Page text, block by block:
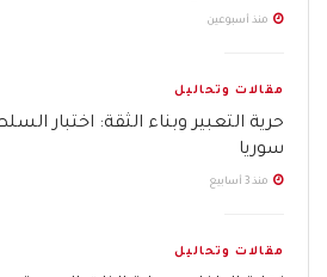
منذ أسبوعين
مقالات وتحاليل
حرية التعبير وبناء الثقة: اختبار
سوريا
منذ 3 أسابيع
مقالات وتحاليل